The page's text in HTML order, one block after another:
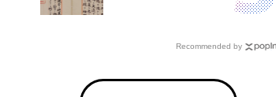
読む もう一つの「終戦の
Recommended by